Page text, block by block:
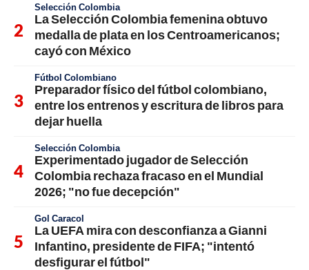
Selección Colombia
La Selección Colombia femenina obtuvo
medalla de plata en los Centroamericanos;
cayó con México
Fútbol Colombiano
Preparador físico del fútbol colombiano,
entre los entrenos y escritura de libros para
dejar huella
Selección Colombia
Experimentado jugador de Selección
Colombia rechaza fracaso en el Mundial
2026; "no fue decepción"
Gol Caracol
La UEFA mira con desconfianza a Gianni
Infantino, presidente de FIFA; "intentó
desfigurar el fútbol"